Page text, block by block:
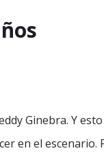
Ginebra. Y
en el escenario.